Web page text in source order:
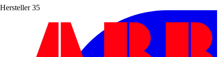
Hersteller 35